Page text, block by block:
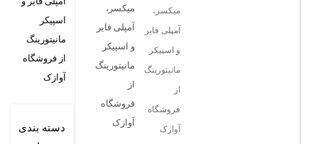
آمپلی فایر
و اسپیکر
مانیتورینگ
فروشگاه
میکسر،
آمپلی فایر
و اسپیکر
مانیتورینگ
فروشگاه
دسته بندی